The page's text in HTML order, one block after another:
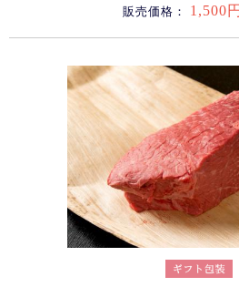
販売価格： 1,500円